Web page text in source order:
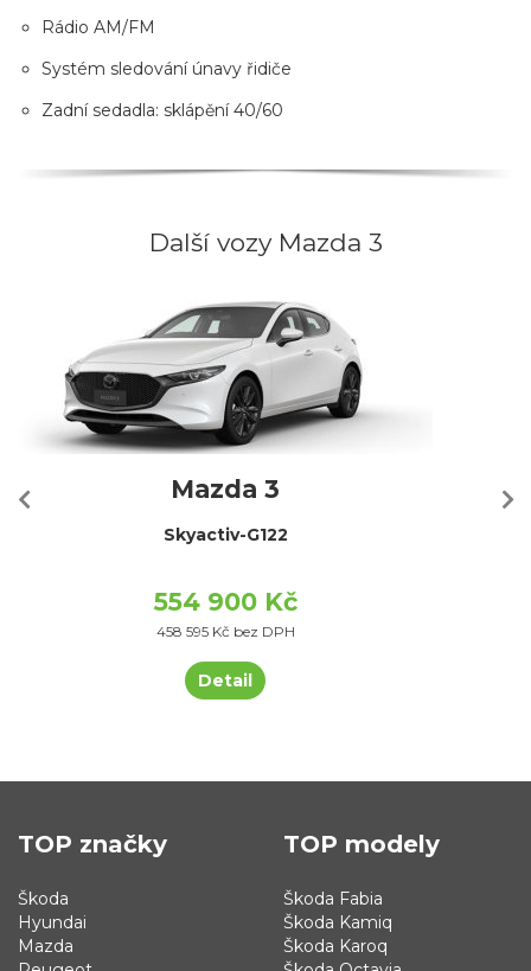
Rádio AM/FM
Systém sledování únavy řidiče
Zadní sedadla: sklápění 40/60
Další vozy Mazda 3
Mazda 3
Skyactiv-G122
554 900 Kč
458 595 Kč bez DPH
Detail
TOP značky
Škoda
Hyundai
Mazda
TOP modely
Škoda Fabia
Škoda Kamiq
Škoda Karoq